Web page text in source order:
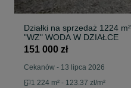
Działki na sprzedaż 1224
"WZ" WODA W DZIAŁCE
151 000 zł
Cekanów - 13 lipca 2026
1 224 m² - 123.37 zł/m²